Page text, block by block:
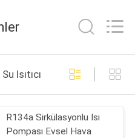
Isı
9
Isıtıcı
R134a Sirkülasyonlu Isı
Pompası Evsel Hava